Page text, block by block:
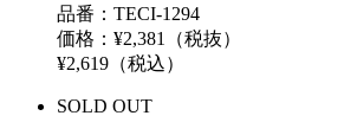
品番：TECI-1294
価格：¥2,381（税抜）
¥2,619（税込）
SOLD OUT